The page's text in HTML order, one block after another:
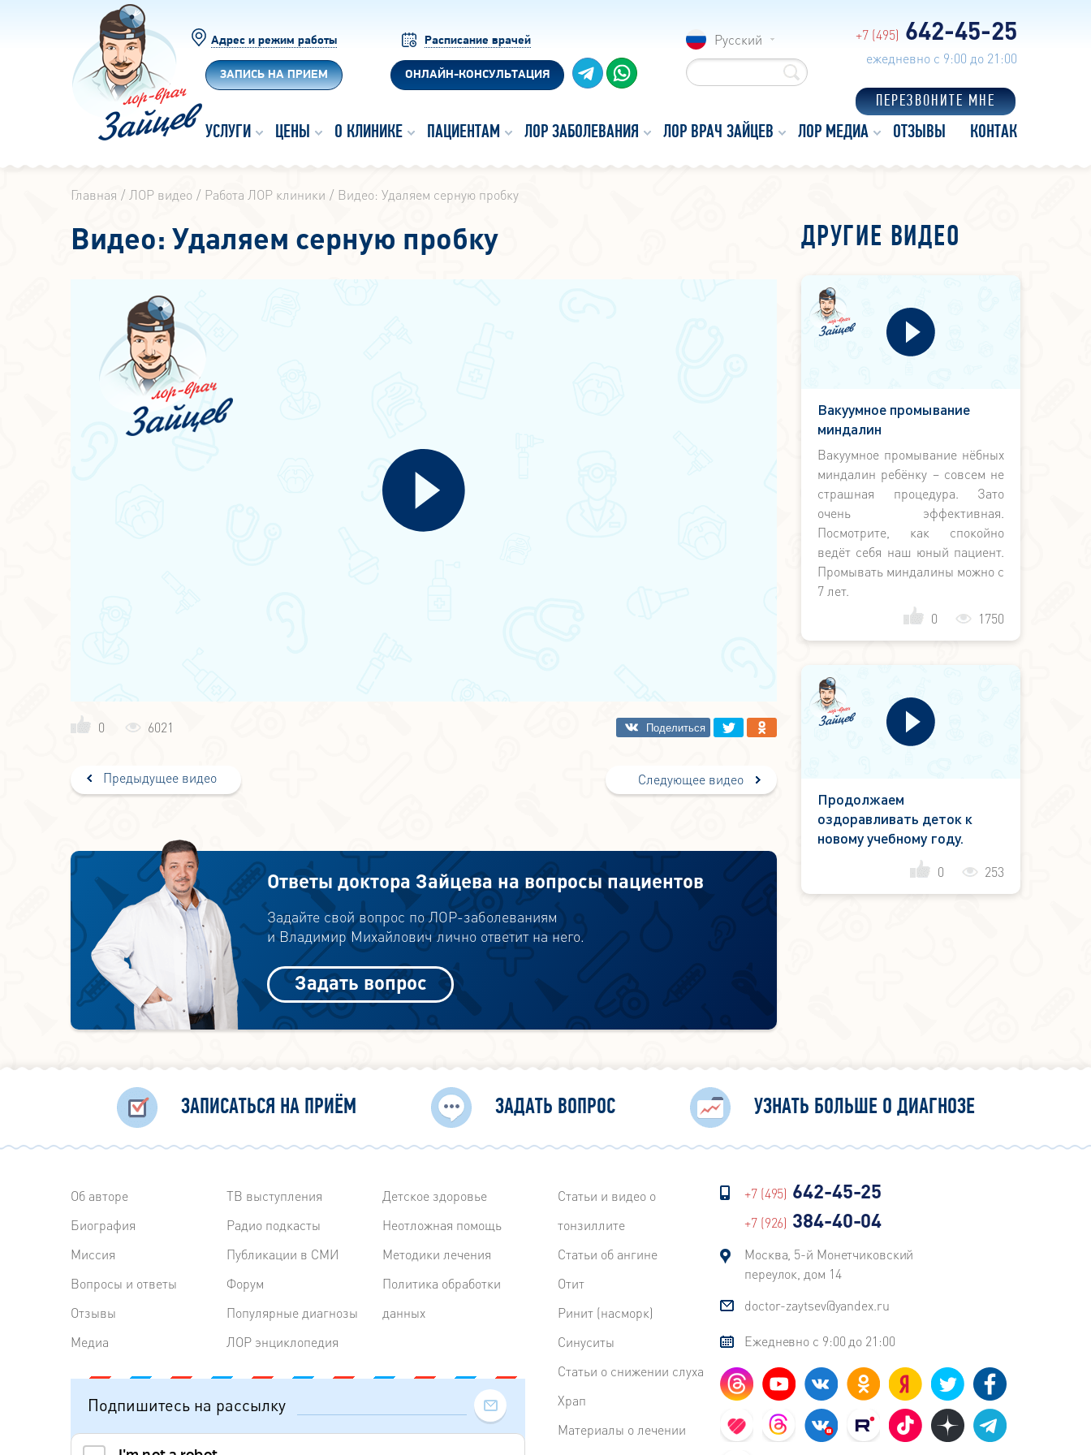
Адрес и режим работы
ЗАПИСЬ НА ПРИЕМ
Расписание врачей
ОНЛАЙН-КОНСУЛЬТАЦИЯ
Русский +7 (495) 642-45-25
ежедневно с 9:00 до 21:00
ПЕРЕЗВОНИТЕ МНЕ
УСЛУГИ ЦЕНЫ О КЛИНИКЕ ПАЦИЕНТАМ ЛОР ЗАБОЛЕВАНИЯ ЛОР ВРАЧ ЗАЙЦЕВ ЛОР МЕДИА ОТЗЫВЫ КОНТАКТЫ
Главная ЛОР видео Работа ЛОР клиники Видео: Удаляем серную пробку
Видео: Удаляем серную пробку
0 6021
Предыдущее видео Следующее видео
Ответы доктора Зайцева на вопросы пациентов
Задайте свой вопрос по ЛОР-заболеваниям
и Владимир Михайлович лично ответит на него.
Задать вопрос
ДРУГИЕ ВИДЕО
Вакуумное промывание
миндалин
Вакуумное промывание нёбных
миндалин ребёнку – совсем не
страшная процедура. Зато
очень эффективная.
Посмотрите, как спокойно
ведёт себя наш юный пациент.
Промывать миндалины можно с
7 лет.
0
1750
Продолжаем
оздоравливать деток к
новому учебному году.
0 253
ЗАПИСАТЬСЯ НА ПРИЁМ ЗАДАТЬ ВОПРОС УЗНАТЬ БОЛЬШЕ О ДИАГНОЗЕ
Об авторе
Биография
Миссия
Вопросы и ответы
Отзывы
Медиа
ТВ выступления
Радиo подкасты
Публикации в СМИ
Форум
Популярные диагнозы
ЛОР энциклопедия
Детское здоровье
Неотложная помощь
Методики лечения
Политика обработки
данных
Подпишитесь на рассылку
Статьи и видео о
тонзиллите
Статьи об ангине
Отит
Ринит (насморк)
Синуситы
Статьи о снижении слуха
Храп
Материалы о лечении
+7 (495) 642-45-25
+7 (926) 384-40-04
Москва, 5-й Монетчиковский
переулок, дом 14
doctor-zaytsev@yandex.ru
Ежедневно с 9:00 до 21:00